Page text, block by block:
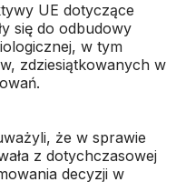
UE dotyczące
się do odbudowy
w tym
zdziesiątkowanych w
że w sprawie
z dotychczasowej
decyzji w